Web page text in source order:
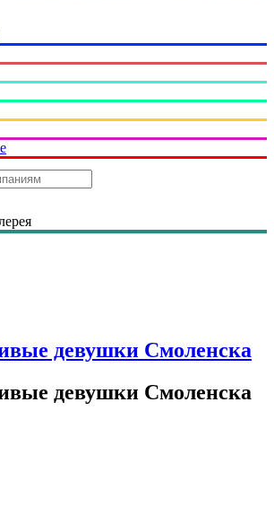
девушки Смоленска
девушки Смоленска